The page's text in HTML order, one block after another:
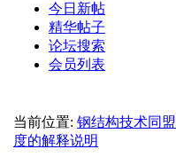
今日新帖
精华帖子
论坛搜索
会员列表
当前位置: 钢结构技术同盟
度的解释说明